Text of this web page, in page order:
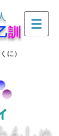
訓
に）
んしゅ